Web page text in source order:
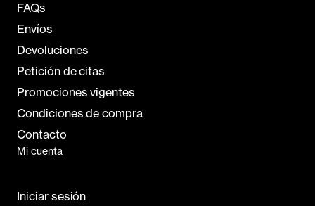
FAQs
Envíos
Devoluciones
Petición de citas
Promociones vigentes
Condiciones de compra
Contacto
Mi cuenta
Iniciar sesión